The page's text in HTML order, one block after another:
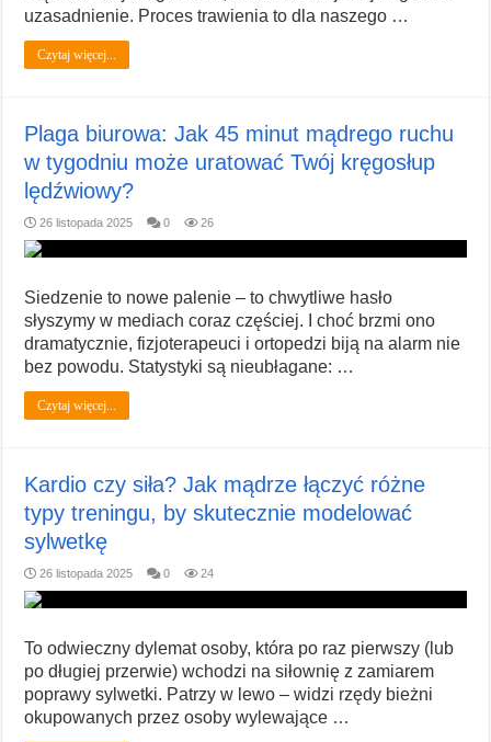
uzasadnienie. Proces trawienia to dla naszego …
Czytaj więcej...
Plaga biurowa: Jak 45 minut mądrego ruchu
w tygodniu może uratować Twój kręgosłup
lędźwiowy?
26 listopada 2025 0 26
Siedzenie to nowe palenie – to chwytliwe hasło
słyszymy w mediach coraz częściej. I choć brzmi ono
dramatycznie, fizjoterapeuci i ortopedzi biją na alarm nie
bez powodu. Statystyki są nieubłagane: …
Czytaj więcej...
Kardio czy siła? Jak mądrze łączyć różne
typy treningu, by skutecznie modelować
sylwetkę
26 listopada 2025 0 24
To odwieczny dylemat osoby, która po raz pierwszy (lub
po długiej przerwie) wchodzi na siłownię z zamiarem
poprawy sylwetki. Patrzy w lewo – widzi rzędy bieżni
okupowanych przez osoby wylewające …